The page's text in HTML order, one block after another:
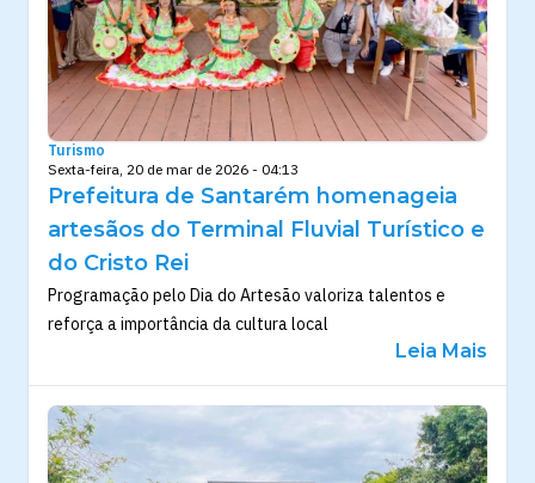
Turismo
Sexta-feira, 20 de mar de 2026 - 04:13
Prefeitura de Santarém homenageia
artesãos do Terminal Fluvial Turístico e
do Cristo Rei
Programação pelo Dia do Artesão valoriza talentos e
reforça a importância da cultura local
Leia Mais